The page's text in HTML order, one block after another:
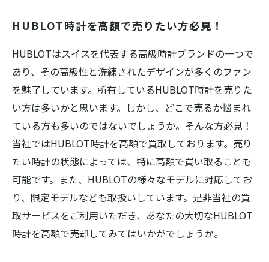
こと
HUBLOT時計を高額で売りたい方必見！
HUBLOTはスイスを代表する高級時計ブランドの一つで
あり、その高級性と洗練されたデザインが多くのファン
を魅了しています。所有しているHUBLOT時計を売りた
い方は多いかと思います。しかし、どこで売るか悩まれ
ている方も多いのではないでしょうか。そんな方必見！
当社ではHUBLOT時計を高額で買取しております。売り
たい時計の状態によっては、特に高額で買い取ることも
可能です。また、HUBLOTの様々なモデルに対応してお
り、限定モデルなども取扱いしています。是非当社の買
取サービスをご利用いただき、あなたの大切なHUBLOT
時計を高額で売却してみてはいかがでしょうか。